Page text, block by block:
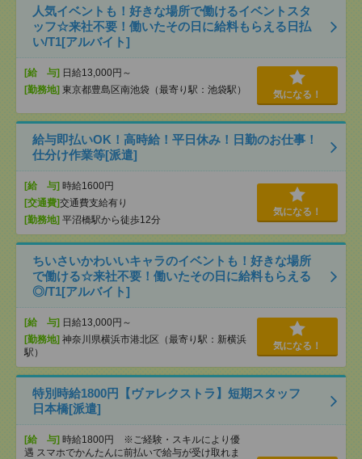
人気イベントも！好きな場所で働けるイベントスタ
ッフ☆来社不要！働いたその日に給料もらえる日払
い/T1[アルバイト]
[給 与] 日給13,000円～
[勤務地] 東京都豊島区南池袋（最寄り駅：池袋駅） 気になる！
給与即払いOK！高時給！平日休み！日勤のお仕事！
仕分け作業等[派遣]
[給 与] 時給1600円
[交通費]交通費支給有り
[勤務地] 平沼橋駅から徒歩12分
気になる！
ちいさいかわいいキャラのイベントも！好きな場所
で働ける☆来社不要！働いたその日に給料もらえる
◎/T1[アルバイト]
[給 与] 日給13,000円～
[勤務地] 神奈川県横浜市港北区（最寄り駅：新横浜
駅）
気になる！
特別時給1800円【ヴァレクストラ】短期スタッフ
日本橋[派遣]
[給 与] 時給1800円 ※ご経験・スキルにより優
遇 スマホでかんたんに前払いで給与が受け取れま